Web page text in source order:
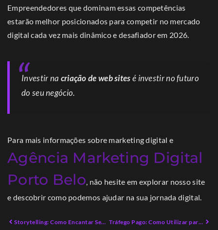
Empreendedores que dominam essas competências
estarão melhor posicionados para competir no mercado
digital cada vez mais dinâmico e desafiador em 2026.
Investir na criação de web sitesé investir no futuro
do seu negócio.
Para mais informações sobre marketing digital e
Agência Marketing Digital
Porto Belo, não hesite em explorar nosso site
e descobrir como podemos ajudar na sua jornada digital.
Storytelling: Como Encantar Seu Público em 2026 Tráfego Pago: Como Utilizar para Aumentar Vendas